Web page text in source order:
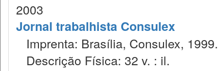
2003
Jornal trabalhista Consulex
Imprenta: Brasília, Consulex, 1999.
Descrição Física: 32 v. : il.